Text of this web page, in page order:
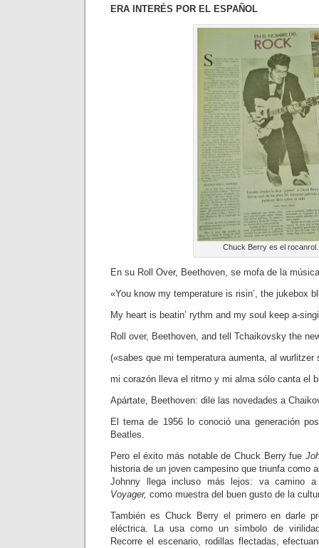
ERA INTERÉS POR EL ESPAÑOL
Chuck Berry es el rocanrol.
En su Roll Over, Beethoven, se mofa de la
«You know my temperature is risin’, the jukebox
My heart is beatin’ rythm and my soul keep a-
Roll over, Beethoven, and tell Tchaikovsky the
(«sabes que mi temperatura aumenta, al
mi corazón lleva el ritmo y mi alma sólo canta el
Apártate, Beethoven: dile las novedades a
El tema de 1956 lo conoció una generación
Beatles.
Pero el éxito más notable de Chuck Berry fue
historia de un joven campesino que triunfa como
Johnny llega incluso más lejos: va camino
Voyager, como muestra del buen gusto de la
También es Chuck Berry el primero en darle
eléctrica. La usa como un símbolo de
Recorre el escenario, rodillas flectadas,